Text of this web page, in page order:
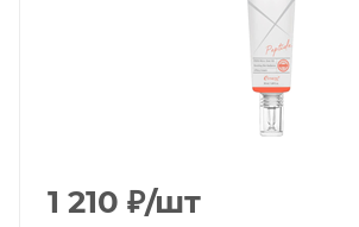
1 210 ₽/шт